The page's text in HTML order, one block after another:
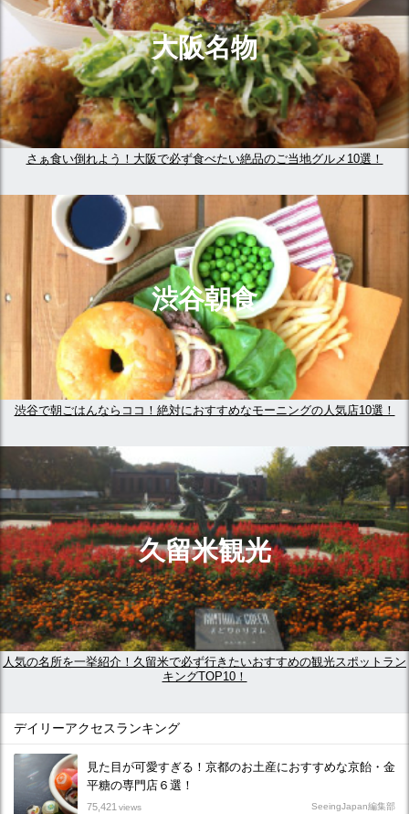
大阪名物
さぁ食い倒れよう！大阪で必ず食べたい絶品のご当地グルメ10選！
渋谷朝食
渋谷で朝ごはんならココ！絶対におすすめなモーニングの人気店10選！
久留米観光
人気の名所を一挙紹介！久留米で必ず行きたいおすすめの観光スポットラン
キングTOP10！
デイリーアクセスランキング
見た目が可愛すぎる！京都のお土産におすすめな京飴・金
平糖の専門店６選！
75,421 views SeeingJapan編集部